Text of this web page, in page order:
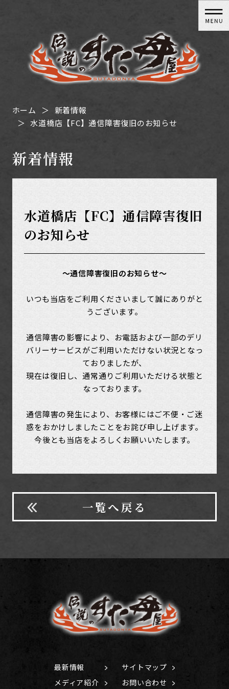
ホーム
新着情報
水道橋店【FC】通信障害復旧のお知らせ
新着情報
水道橋店【FC】通信障害復旧
のお知らせ
～通信障害復旧のお知らせ～
いつも当店をご利用くださいまして誠にありがと
うございます。
通信障害の影響により、お電話および一部のデリ
バリーサービスがご利用いただけない状況となっ
ておりましたが、
現在は復旧し、通常通りご利用いただける状態と
なっております。
通信障害の発生により、お客様にはご不便・ご迷
惑をおかけしましたことをお詫び申し上げます。
今後とも当店をよろしくお願いいたします。
一覧へ戻る
最新情報
メディア紹介
サイトマップ
お問い合わせ